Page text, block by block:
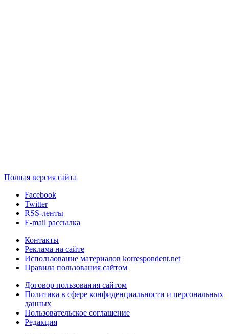
Полная версия сайта
Facebook
Twitter
RSS-ленты
E-mail рассылка
Контакты
Реклама на сайте
Использование материалов korrespondent.net
Правила пользования сайтом
Договор пользования сайтом
Политика в сфере конфиденциальности и персональных
данных
Пользовательское соглашение
Редакция